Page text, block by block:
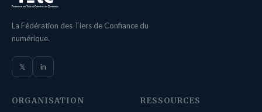
La Fédération des Tiers de Confiance du
numérique.
𝕏 in
ORGANISATION RESSOURCES